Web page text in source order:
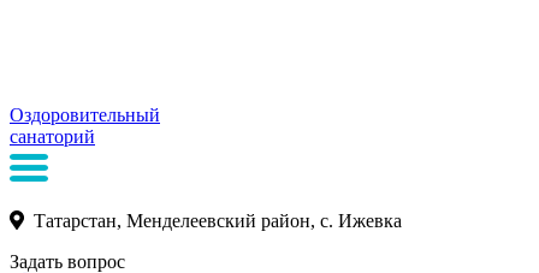
Оздоровительный
санаторий
Татарстан, Менделеевский район, с. Ижевка
Задать вопрос